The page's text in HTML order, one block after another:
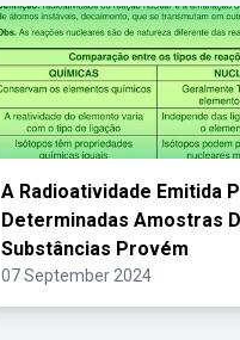
A Radioatividade Emitida
Determinadas Amostras
Substâncias Provém
07 September 2024